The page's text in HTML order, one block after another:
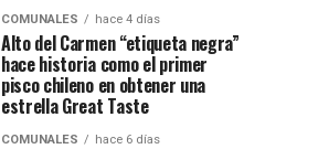
COMUNALES hace 4 días
Alto del Carmen “etiqueta negra”
hace historia como el primer
pisco chileno en obtener una
estrella Great Taste
COMUNALES hace 6 días